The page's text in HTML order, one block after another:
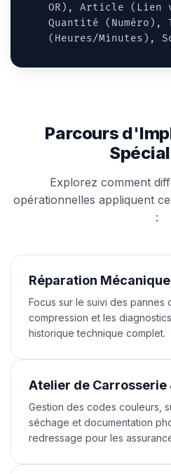
OR), Article (Lien
Quantité (Numéro),
(Heures/Minutes),
Parcours
Explorez comment
opérationnelles appliquent
:
Réparation
Focus sur le suivi des pannes
compression et les
historique technique complet.
Atelier de Carrosserie
Gestion des codes couleurs,
séchage et documentation
redressage pour les